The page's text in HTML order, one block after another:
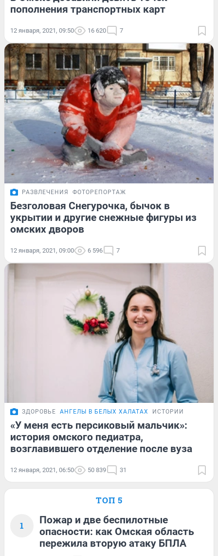
пополнения транспортных карт
12 января, 2021, 09:50 16 620 7
РАЗВЛЕЧЕНИЯ ФОТОРЕПОРТАЖ
Безголовая Снегурочка, бычок в
укрытии и другие снежные фигуры из
омских дворов
12 января, 2021, 09:00 6 596 7
ЗДОРОВЬЕ АНГЕЛЫ В БЕЛЫХ ХАЛАТАХ ИСТОРИИ
«У меня есть персиковый мальчик»:
история омского педиатра,
возглавившего отделение после вуза
12 января, 2021, 06:50 50 839 31
ТОП 5
1
Пожар и две беспилотные
опасности: как Омская область
пережила вторую атаку БПЛА